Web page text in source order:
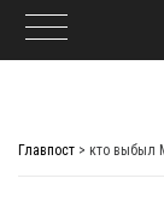
Главпост > кто выбыл